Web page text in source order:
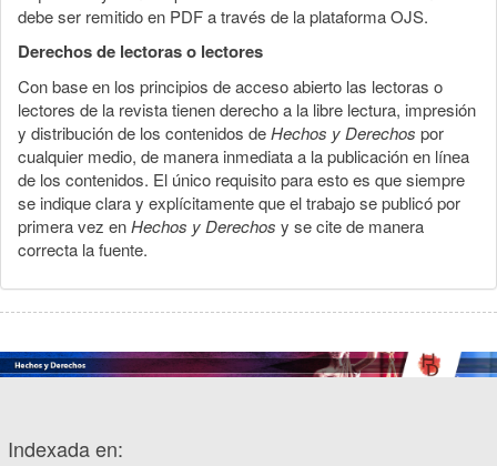
debe ser remitido en PDF a través de la plataforma OJS.
Derechos de lectoras o lectores
Con base en los principios de acceso abierto las lectoras o
lectores de la revista tienen derecho a la libre lectura, impresión
y distribución de los contenidos deHechos y Derechos por
cualquier medio, de manera inmediata a la publicación en línea
de los contenidos. El único requisito para esto es que siempre
se indique clara y explícitamente que el trabajo se publicó por
primera vez enHechos y Derechos y se cite de manera
correcta la fuente.
Indexada en: